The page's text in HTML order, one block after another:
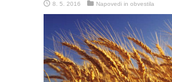
8. 5. 2016 Napovedi in obvestila